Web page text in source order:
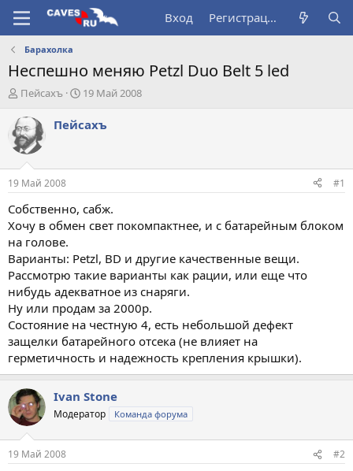
Вход Регистрация
Барахолка
Неспешно меняю Petzl Duo Belt 5 led
А
т
о
р
т
е
м
ы
Пейсахъ
Д
т
а
л
19 Май 2008
Пейсахъ
19 Май 2008 #1
Собственно, сабж.
Хочу в обмен свет покомпактнее, и с батарейным блоком
на голове.
Варианты: Petzl, BD и другие качественные вещи.
Рассмотрю такие варианты как рации, или еще что
нибудь адекватное из снаряги.
Ну или продам за 2000р.
Состояние на честную 4, есть небольшой дефект
защелки батарейного отсека (не влияет на
герметичность и надежность крепления крышки).
Ivan Stone
Модератор Команда форума
19 Май 2008 #2